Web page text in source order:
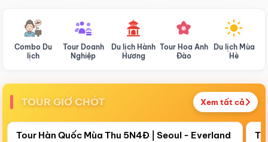
Combo Du
lịch
Tour Doanh
Nghiệp
Du lịch Hành
Hương
Tour Hoa Anh
Đào
Du lịch Mùa
Hè
TOUR GIỜ CHÓT Xem tất cả
Còn18 ngày 03:42:54
Điểm nổi bật
Tour Hàn Quốc Mùa Thu 5N4Đ | Seoul - Everland